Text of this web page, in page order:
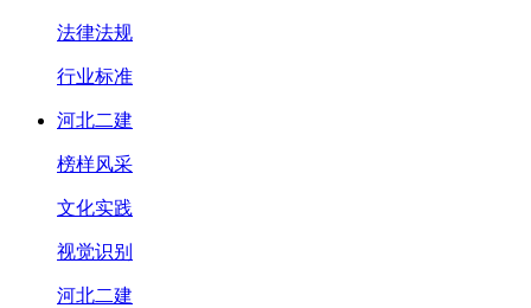
法律法规
行业标准
河北二建
榜样风采
文化实践
视觉识别
河北二建